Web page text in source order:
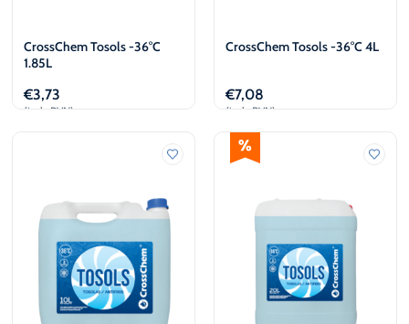
CrossChem Tosols -36°C
1.85L
€3,73
(iesk. PVN)
CrossChem Tosols -36°C 4L
€7,08
(iesk. PVN)